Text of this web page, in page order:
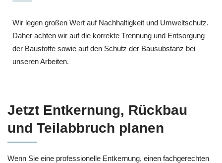
Wir legen großen Wert auf Nachhaltigkeit und Umweltschutz.
Daher achten wir auf die korrekte Trennung und Entsorgung
der Baustoffe sowie auf den Schutz der Bausubstanz bei
unseren Arbeiten.
Jetzt Entkernung, Rückbau
und Teilabbruch planen
Wenn Sie eine professionelle Entkernung, einen fachgerechten